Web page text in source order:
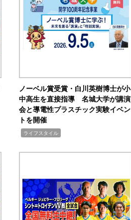
ノーベル賞受賞・白川英樹博士が小
中高生を直接指導 名城大学が講演
会と導電性プラスチック実験イベン
トを開催
ライフスタイル